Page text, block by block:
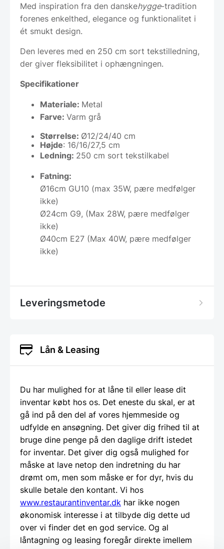
Med inspiration fra den danskehygge-tradition
forenes enkelthed, elegance og funktionalitet i
ét smukt design.
Den leveres med en 250 cm sort tekstilledning,
der giver fleksibilitet i ophængningen.
Specifikationer
Materiale: Metal
Farve: Varm grå
Størrelse: Ø12/24/40 cm
Højde: 16/16/27,5 cm
Ledning: 250 cm sort tekstilkabel
Fatning:
Ø16cm GU10 (max 35W, pære medfølger
ikke)
Ø24cm G9, (Max 28W, pære medfølger
ikke)
Ø40cm E27 (Max 40W, pære medfølger
ikke)
Leveringsmetode
Lån & Leasing
Du har mulighed for at låne til eller lease dit
inventar købt hos os. Det eneste du skal, er at
gå ind på den del af vores hjemmeside og
udfylde en ansøgning. Det giver dig frihed til at
bruge dine penge på den daglige drift istedet
for inventar. Det giver dig også mulighed for
måske at lave netop den indretning du har
drømt om, men som måske er for dyr, hvis du
skulle betale den kontant. Vi hos
www.restaurantinventar.dk har ikke nogen
økonomisk interesse i at tilbyde dig dette ud
over vi finder det en god service. Og al
låntagning og leasing foregår direkte imellem